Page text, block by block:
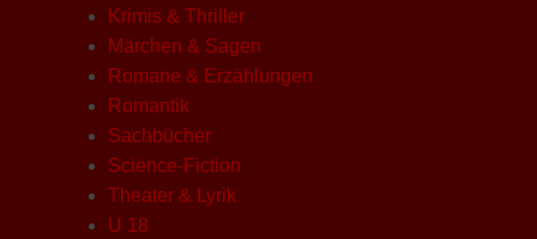
Krimis & Thriller
Märchen & Sagen
Romane & Erzählungen
Romantik
Sachbücher
Science-Fiction
Theater & Lyrik
U 18